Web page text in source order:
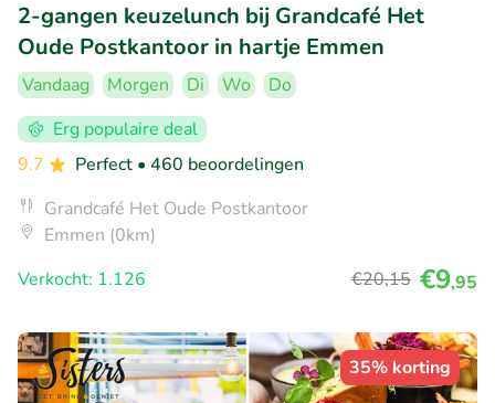
2-gangen keuzelunch bij Grandcafé Het
Oude Postkantoor in hartje Emmen
Vandaag Morgen Di Wo
Do
Erg populaire deal
9.7
Perfect • 460 beoordelingen
Grandcafé Het Oude Postkantoor
Emmen (0km)
Verkocht: 1.126
€20,15 €9,95
35% korting